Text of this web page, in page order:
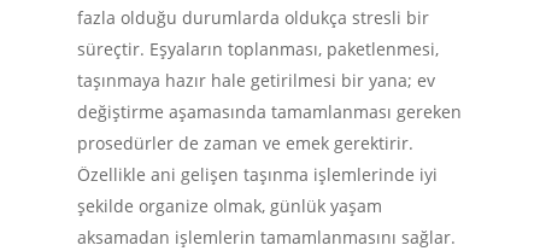
fazla olduğu durumlarda oldukça stresli bir
süreçtir. Eşyaların toplanması, paketlenmesi,
taşınmaya hazır hale getirilmesi bir yana; ev
değiştirme aşamasında tamamlanması gereken
prosedürler de zaman ve emek gerektirir.
Özellikle ani gelişen taşınma işlemlerinde iyi
şekilde organize olmak, günlük yaşam
aksamadan işlemlerin tamamlanmasını sağlar.